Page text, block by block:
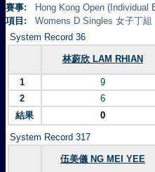
賽事:
Hong Kong Open (Individual
項目:
Womens D Singles 女子丁組
System Record 36
林蔚欣 LAM RHIAN
1
9
2
6
結果
0
System Record 317
伍美儀 NG MEI YEE